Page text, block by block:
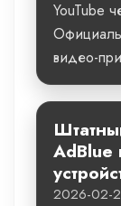
YouTube
видео-
AdBlue
2026-02-